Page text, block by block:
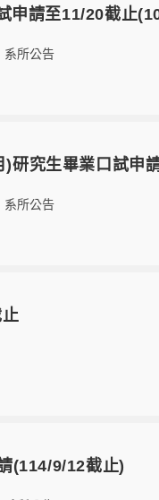
申請至11/20截止
系所公告
研究生畢業口試申
系所公告
(114/9/12截止)